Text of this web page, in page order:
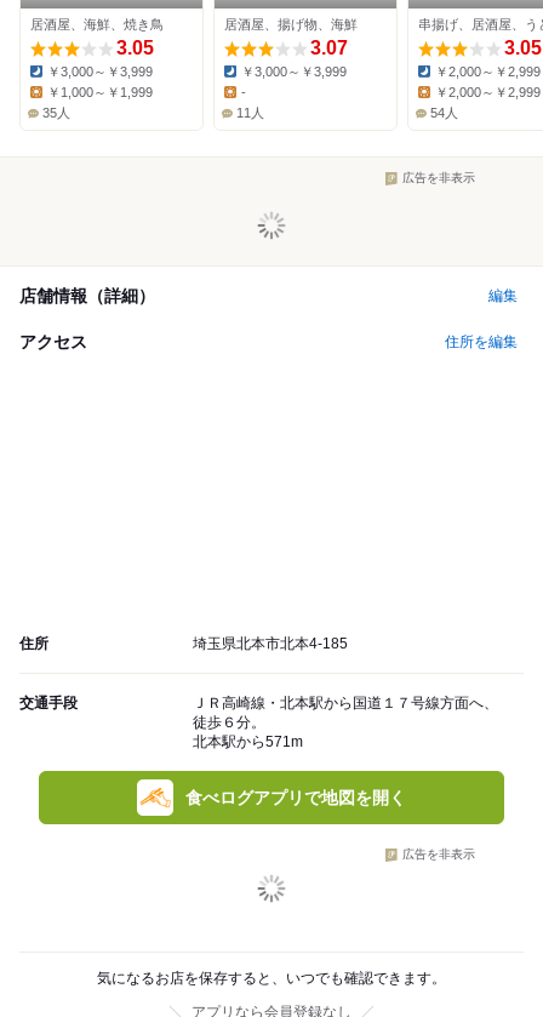
居酒屋、海鮮、焼き鳥
3.05
Dinner:
￥3,000～￥3,999
Lunch:
￥1,000～￥1,999
35人
居酒屋、揚げ物、海鮮
3.07
Dinner:
￥3,000～￥3,999
Lunch:
-
11人
串揚げ、居酒屋、う
3.05
Dinner:
￥2,000～￥2,999
Lunch:
￥2,000～￥2,999
54人
広告を非表示
店舗情報（詳細） 編集
アクセス 住所を編集
住所 埼玉県北本市北本4-185
交通手段
ＪＲ高崎線・北本駅から国道１７号線方面へ、
徒歩６分。
北本駅から571m
食べログアプリで地図を開く
広告を非表示
気になるお店を保存すると、いつでも確認できます。
アプリなら会員登録なし